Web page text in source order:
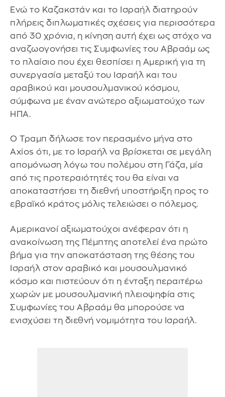
Ενώ το Καζακστάν και το Ισραήλ διατηρούν
πλήρεις διπλωματικές σχέσεις για περισσότερα
από 30 χρόνια, η κίνηση αυτή έχει ως στόχο να
αναζωογονήσει τις Συμφωνίες του Αβραάμ ως
το πλαίσιο που έχει θεσπίσει η Αμερική για τη
συνεργασία μεταξύ του Ισραήλ και του
αραβικού και μουσουλμανικού κόσμου,
σύμφωνα με έναν ανώτερο αξιωματούχο των
ΗΠΑ.
Ο Τραμπ δήλωσε τον περασμένο μήνα στο
Axios ότι, με το Ισραήλ να βρίσκεται σε μεγάλη
απομόνωση λόγω του πολέμου στη Γάζα, μία
από τις προτεραιότητές του θα είναι να
αποκαταστήσει τη διεθνή υποστήριξη προς το
εβραϊκό κράτος μόλις τελειώσει ο πόλεμος.
Αμερικανοί αξιωματούχοι ανέφεραν ότι η
ανακοίνωση της Πέμπτης αποτελεί ένα πρώτο
βήμα για την αποκατάσταση της θέσης του
Ισραήλ στον αραβικό και μουσουλμανικό
κόσμο και πιστεύουν ότι η ένταξη περαιτέρω
χωρών με μουσουλμανική πλειοψηφία στις
Συμφωνίες του Αβραάμ θα μπορούσε να
ενισχύσει τη διεθνή νομιμότητα του Ισραήλ.